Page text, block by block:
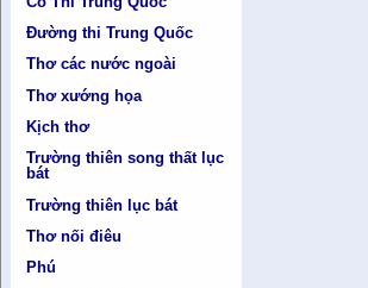
Đường thi Trung Quốc
Thơ các nước ngoài
Thơ xướng họa
Kịch thơ
Trường thiên song thất lục
bát
Trường thiên lục bát
Thơ nối điêu
Phú